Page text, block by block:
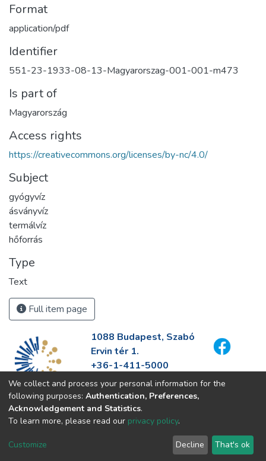
Format
application/pdf
Identifier
551-23-1933-08-13-Magyarorszag-001-001-m473
Is part of
Magyarország
Access rights
https://creativecommons.org/licenses/by-nc/4.0/
Subject
gyógyvíz
ásványvíz
termálvíz
hőforrás
Type
Text
Full item page
1088 Budapest, Szabó
Ervin tér 1.
+36-1-411-5000
info@fszek.hu
https://fszek.hu
We collect and process your personal information for the
following purposes: Authentication, Preferences,
Acknowledgement and Statistics.
To learn more, please read our privacy policy.
Customize Decline That's ok